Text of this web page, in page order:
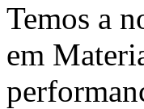
Temos a
em